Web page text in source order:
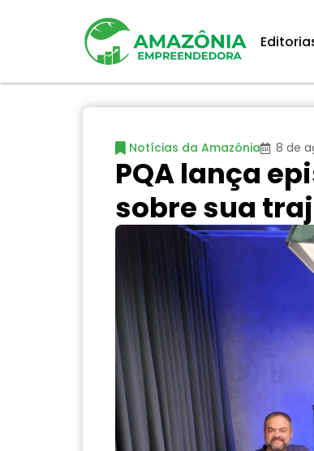
Notícias da Amazônia 8 de
PQA lança
sobre sua